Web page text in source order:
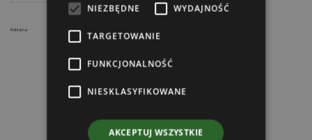
Reklama
NIEZBĘDNE WYDAJNOŚĆ
TARGETOWANIE
FUNKCJONALNOŚĆ
NIESKLASYFIKOWANE
AKCEPTUJ WSZYSTKIE